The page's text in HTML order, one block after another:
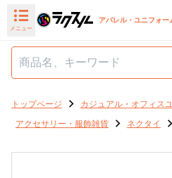
メニュー
アパレル・ユニフォー
トップページ
カジュアル・オフィス
アクセサリー・服飾雑貨
ネクタイ